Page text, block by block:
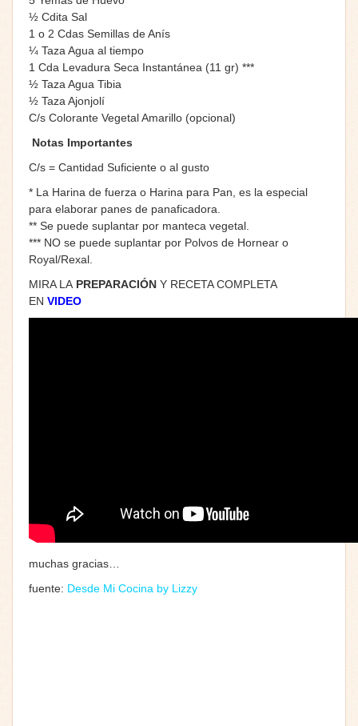
½ Cdita Sal
1 o 2 Cdas Semillas de Anís
¼ Taza Agua al tiempo
1 Cda Levadura Seca Instantánea (11 gr) ***
½ Taza Agua Tibia
½ Taza Ajonjolí
C/s Colorante Vegetal Amarillo (opcional)
Notas Importantes
C/s = Cantidad Suficiente o al gusto
* La Harina de fuerza o Harina para Pan, es la especial
para elaborar panes de panaficadora.
** Se puede suplantar por manteca vegetal.
*** NO se puede suplantar por Polvos de Hornear o
Royal/Rexal.
MIRA LA PREPARACIÓN Y RECETA COMPLETA
EN VIDEO
muchas gracias…
fuente: Desde Mi Cocina by Lizzy